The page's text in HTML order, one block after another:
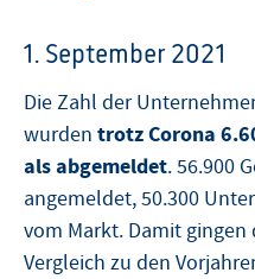
1. September 2021
Die Zahl der
wurden trotz Corona
als abgemeldet. 56.900
angemeldet, 50.300
vom Markt. Damit gingen
Vergleich zu den